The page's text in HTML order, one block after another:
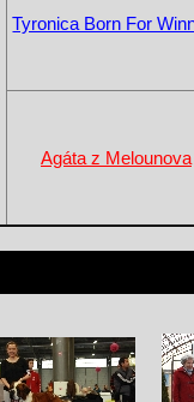
Tyronica Born For
Agáta z Melounova